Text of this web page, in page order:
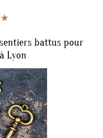
battus pour
Lyon